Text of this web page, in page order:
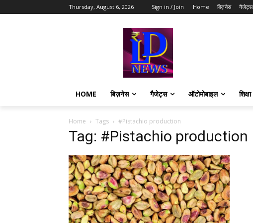
Thursday, August 6, 2026 Sign in / Join Home बिज़नेस गैजेट्स
HOME बिज़नेस गैजेट्स ऑटोमोबाइल शिक्षा
Home Tags #Pistachio production
Tag: #Pistachio production